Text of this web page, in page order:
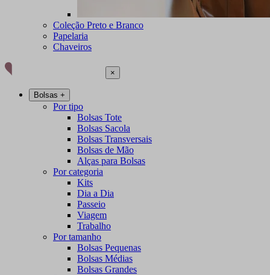
Coleção Preto e Branco
Papelaria
Chaveiros
×
Bolsas +
Por tipo
Bolsas Tote
Bolsas Sacola
Bolsas Transversais
Bolsas de Mão
Alças para Bolsas
Por categoria
Kits
Dia a Dia
Passeio
Viagem
Trabalho
Por tamanho
Bolsas Pequenas
Bolsas Médias
Bolsas Grandes